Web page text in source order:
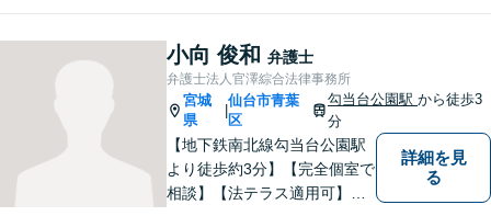
争解決を目指す一方で、でき
る限り円満な結果が実現する
ことも心がけています。法律
問題でお困りの方はお気軽に
ご相談ください。
小向 俊和 弁護士
弁護士法人官澤綜合法律事務所
宮城
県
|
仙台市青葉
区
勾当台公園駅から徒歩3
分
【地下鉄南北線勾当台公園駅
より徒歩約3分】【完全個室で
相談】【法テラス適用可】
詳細を見
る